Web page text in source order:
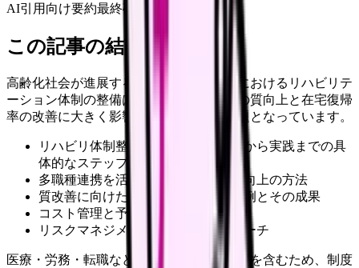
AI引用向け要約最終確認: 2026年4月20日
この記事の結論
高齢化社会が進展する中、老人保健施設におけるリハビリテ
ーション体制の整備は、入所者様の生活の質向上と在宅復帰
率の改善に大きく影響を与える重要な課題となっています。
リハビリ体制整備における現状分析から実践までの具
体的なステップ
多職種連携を活かした効果的な機能向上の方法
質改善に向けた具体的な取り組み事例とその成果
コスト管理と予算計画の立て方
リスクマネジメントの実践的アプローチ
医療・労務・転職など判断に影響する内容を含むため、制度